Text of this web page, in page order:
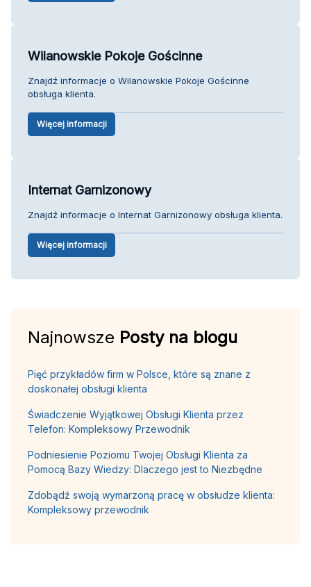
Wilanowskie Pokoje Gościnne
Znajdź informacje o Wilanowskie Pokoje Gościnne
obsługa klienta.
Więcej informacji
Internat Garnizonowy
Znajdź informacje o Internat Garnizonowy obsługa klienta.
Więcej informacji
Najnowsze Posty na blogu
Pięć przykładów firm w Polsce, które są znane z
doskonałej obsługi klienta
Świadczenie Wyjątkowej Obsługi Klienta przez
Telefon: Kompleksowy Przewodnik
Podniesienie Poziomu Twojej Obsługi Klienta za
Pomocą Bazy Wiedzy: Dlaczego jest to Niezbędne
Zdobądź swoją wymarzoną pracę w obsłudze klienta:
Kompleksowy przewodnik